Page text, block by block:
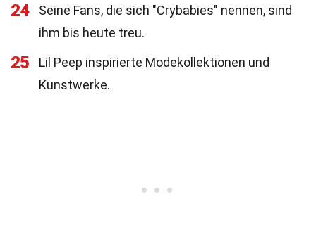
24
Seine Fans, die sich "Crybabies" nennen, sind
ihm bis heute treu.
25
Lil Peep inspirierte Modekollektionen und
Kunstwerke.